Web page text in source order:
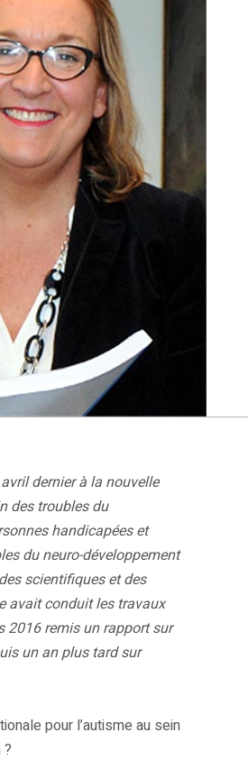
dernier à la nouvelle
des troubles du
handicapées et
du neuro-développement
scientifiques et des
avait conduit les travaux
2016 remis un rapport sur
un an plus tard sur
pour l’autisme au sein